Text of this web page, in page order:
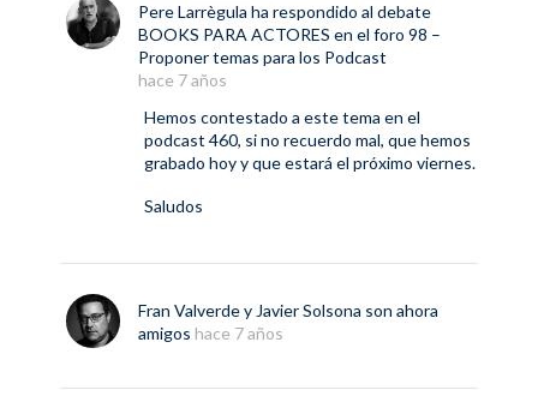
Pere Larrègula ha respondido al debate
BOOKS PARA ACTORES en el foro 98 –
Proponer temas para los Podcast
hace 7 años
Hemos contestado a este tema en el
podcast 460, si no recuerdo mal, que hemos
grabado hoy y que estará el próximo viernes.
Saludos
Fran ValverdeyJavier Solsona son ahora
amigos hace 7 años